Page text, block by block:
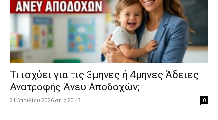
​Τι ισχύει για τις 3μηνες ή 4μηνες Άδειες
Ανατροφής Άνευ Αποδοχών;
21 Απριλίου 2026 στις 20:43 0